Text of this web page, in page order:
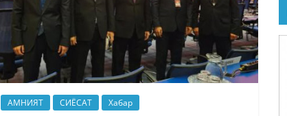
АМНИЯТ СИЁСАТ Хабар